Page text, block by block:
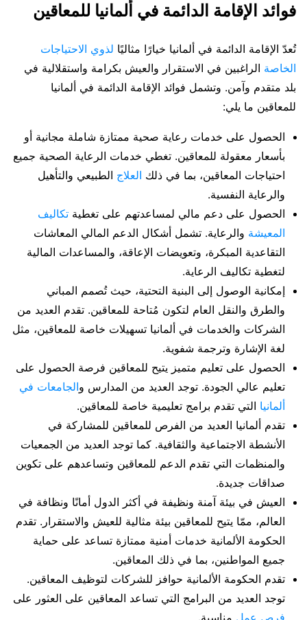
فوائد الإقامة الدائمة في ألمانيا للمعاقين
تُعدّ الإقامة الدائمة في ألمانيا خيارًا مثاليًا لذوي الاحتياجات
الخاصة الراغبين في الاستقرار والعيش بكرامة واستقلالية في
بلد متقدم وآمن. وتشمل فوائد الإقامة الدائمة في ألمانيا
للمعاقين ما يلي:
الحصول على خدمات رعاية صحية ممتازة شاملة مجانية أو
بأسعار معقولة للمعاقين. تغطي خدمات الرعاية الصحية جميع
احتياجات المعاقين، بما في ذلك العلاج الطبيعي والتأهيل
والرعاية النفسية.
الحصول على دعم مالي لمساعدتهم على تغطية تكاليف
المعيشة والرعاية. تشمل أشكال الدعم المالي المعاشات
التقاعدية المبكرة، وتعويضات الإعاقة، والمساعدات المالية
لتغطية تكاليف الرعاية.
إمكانية الوصول إلى البنية التحتية، حيث تُصمم المباني
والطرق والنقل العام لتكون مُتاحة للمعاقين. تقدم العديد من
الشركات والخدمات في ألمانيا تسهيلات خاصة للمعاقين، مثل
لغة الإشارة وترجمة شفوية.
الحصول على تعليم متميز يتيح للمعاقين فرصة الحصول على
تعليم عالي الجودة. توجد العديد من المدارس والجامعات في
ألمانيا التي تقدم برامج تعليمية خاصة للمعاقين.
تقدم ألمانيا العديد من الفرص للمعاقين للمشاركة في
الأنشطة الاجتماعية والثقافية. كما توجد العديد من الجمعيات
والمنظمات التي تقدم الدعم للمعاقين وتساعدهم على تكوين
صداقات جديدة.
العيش في بيئة آمنة ونظيفة في أكثر الدول أمانًا ونظافة في
العالم، ممّا يتيح للمعاقين بيئة مثالية للعيش والاستقرار. تقدم
الحكومة الألمانية خدمات أمنية ممتازة تساعد على حماية
جميع المواطنين، بما في ذلك المعاقين.
تقدم الحكومة الألمانية حوافز للشركات لتوظيف المعاقين.
توجد العديد من البرامج التي تساعد المعاقين على العثور على